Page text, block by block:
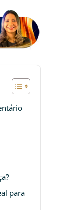
para